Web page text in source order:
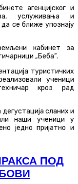
агенцијског и
услуживања и
се ближе упознају
кабинет за
„Беба“.
туристичких
ученици
кроз рад
дегустација сланих и
наши ученици у
једно пријатно и
ПОД